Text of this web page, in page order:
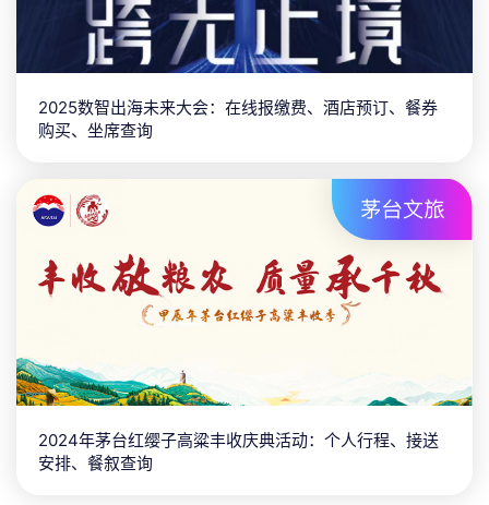
2025数智出海未来大会：在线报缴费、酒店预订、餐券
购买、坐席查询
2024年茅台红缨子高粱丰收庆典活动：个人行程、接送
安排、餐叙查询